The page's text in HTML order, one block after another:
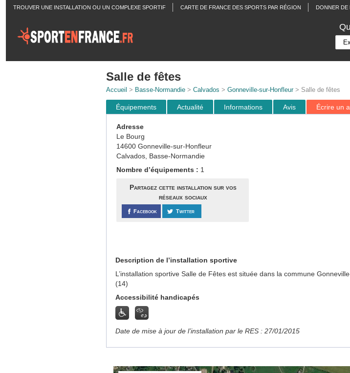
TROUVER UNE INSTALLATION OU UN COMPLEXE SPORTIF CARTE DE FRANCE DES SPORTS PAR RÉGION DONNER DE
Salle de fêtes
Accueil > Basse-Normandie> Calvados > Gonneville-sur-Honfleur> Salle de fêtes
Équipements Actualité Informations Avis Écrire un
Adresse
Le Bourg
14600 Gonneville-sur-Honfleur
Calvados, Basse-Normandie
Nombre d’équipements : 1
Partagez cette installation sur vos
réseaux sociaux
Facebook Twitter
Description de l’installation sportive
L’installation sportive Salle de Fêtes est située dans la commune
(14)
Accessibilité handicapés
Date de mise à jour de l’installation par le RES : 27/01/2015